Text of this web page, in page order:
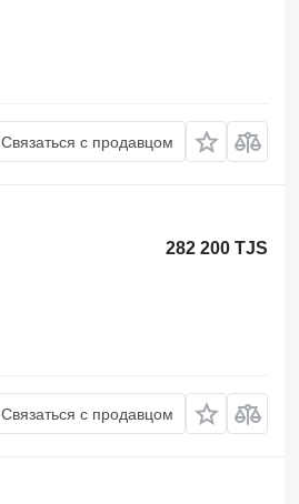
Связаться с продавцом
282 200 TJS
Связаться с продавцом